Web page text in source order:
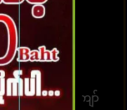
10 ဘတ် (၅၀၀
ကာစီနိုများ၊ စ
ခ်။
ေါင်း 1၀00 ကျော်